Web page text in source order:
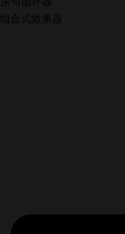
组合式效果器